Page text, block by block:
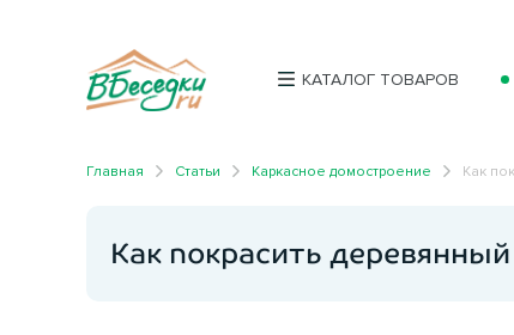
КАТАЛОГ ТОВАРОВ
Главная Статьи Каркасное домостроение Как
Как покрасить